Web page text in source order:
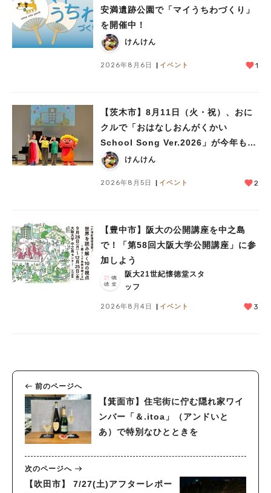
安満遺跡公園で「マイうちわづくり」
を開催中！
けんけん
2026年8月6日 イベント 1
【茨木市】8月11日（火・祝）、おに
クルで「おはなしおんがくかい
School Song Ver.2026」が今年も開
催！テーマは「学校」♪
けんけん
2026年8月5日 イベント 2
【豊中市】阪大の公開講座を中之島
で！「第58回大阪大学公開講座」に参
加しよう
阪大21世紀懐徳堂スタ
ッフ
2026年8月4日 イベント 3
前のページへ
【箕面市】住宅街に佇む隠れ家ワイ
ンバー「＆.itoa」（アンドいと
あ）で特別なひとときを
次のページへ
【吹田市】 7/27(土)アフターレポー